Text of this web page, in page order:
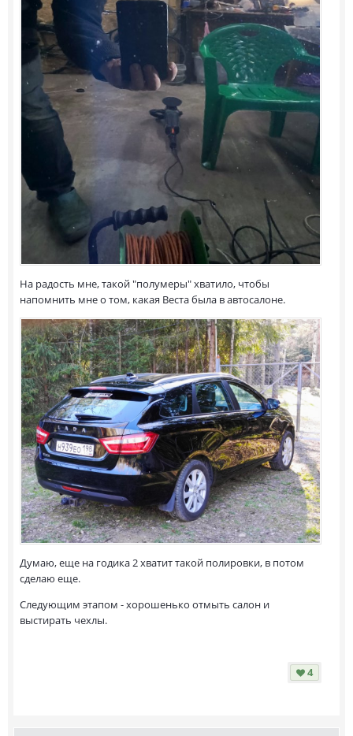
На радость мне, такой "полумеры" хватило, чтобы
напомнить мне о том, какая Веста была в автосалоне.
Думаю, еще на годика 2 хватит такой полировки, в потом
сделаю еще.
Следующим этапом - хорошенько отмыть салон и
выстирать чехлы.
4